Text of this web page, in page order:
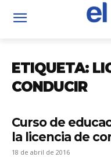
ETIQUETA:
CONDUCIR
Curso de
la licencia de
18 de abril de 2016